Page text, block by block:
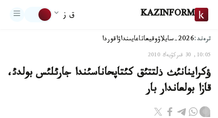
KAZINFORM ق ز
ترەند:2026-سايلاۋ وقيعاتاعايىنداۋاقوردا
10:05, 30 قىركۇيەك 2010
ؤكراينانئث ذلتتئق كئتاپحاناسئندا جارئلئس بولدئ،
قازا بولعاندار بار